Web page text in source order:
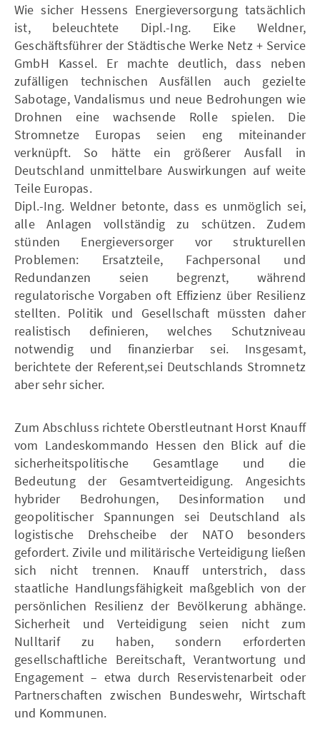
Wie sicher Hessens Energieversorgung tatsächlich
ist, beleuchtete Dipl.-Ing. Eike Weldner,
Geschäftsführer der Städtische Werke Netz + Service
GmbH Kassel. Er machte deutlich, dass neben
zufälligen technischen Ausfällen auch gezielte
Sabotage, Vandalismus und neue Bedrohungen wie
Drohnen eine wachsende Rolle spielen. Die
Stromnetze Europas seien eng miteinander
verknüpft. So hätte ein größerer Ausfall in
Deutschland unmittelbare Auswirkungen auf weite
Teile Europas.
Dipl.-Ing. Weldner betonte, dass es unmöglich sei,
alle Anlagen vollständig zu schützen. Zudem
stünden Energieversorger vor strukturellen
Problemen: Ersatzteile, Fachpersonal und
Redundanzen seien begrenzt, während
regulatorische Vorgaben oft Effizienz über Resilienz
stellten. Politik und Gesellschaft müssten daher
realistisch definieren, welches Schutzniveau
notwendig und finanzierbar sei. Insgesamt,
berichtete der Referent,sei Deutschlands Stromnetz
aber sehr sicher.
Zum Abschluss richtete Oberstleutnant Horst Knauff
vom Landeskommando Hessen den Blick auf die
sicherheitspolitische Gesamtlage und die
Bedeutung der Gesamtverteidigung. Angesichts
hybrider Bedrohungen, Desinformation und
geopolitischer Spannungen sei Deutschland als
logistische Drehscheibe der NATO besonders
gefordert. Zivile und militärische Verteidigung ließen
sich nicht trennen. Knauff unterstrich, dass
staatliche Handlungsfähigkeit maßgeblich von der
persönlichen Resilienz der Bevölkerung abhänge.
Sicherheit und Verteidigung seien nicht zum
Nulltarif zu haben, sondern erforderten
gesellschaftliche Bereitschaft, Verantwortung und
Engagement – etwa durch Reservistenarbeit oder
Partnerschaften zwischen Bundeswehr, Wirtschaft
und Kommunen.